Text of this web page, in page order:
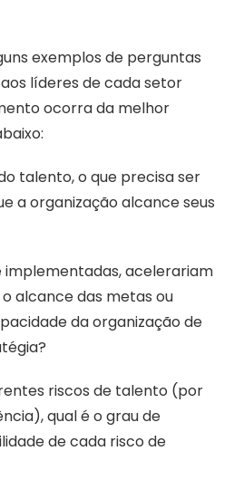
exemplos de perguntas
líderes de cada setor
ocorra da melhor
talento, o que precisa ser
a organização alcance seus
implementadas, acelerariam
alcance das metas ou
da organização de
riscos de talento (por
qual é o grau de
de cada risco de